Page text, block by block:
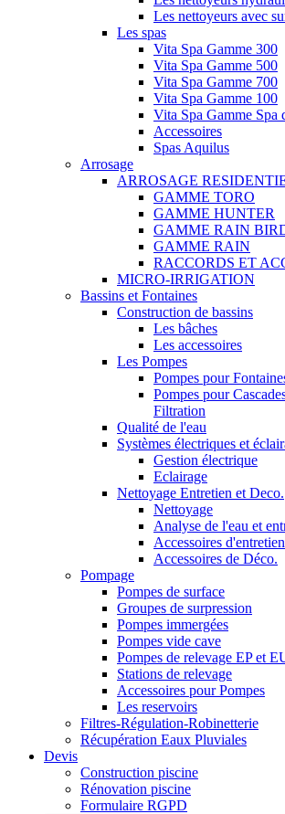
Les nettoyeurs avec
Les spas
Vita Spa Gamme 300
Vita Spa Gamme 500
Vita Spa Gamme 700
Vita Spa Gamme 100
Vita Spa Gamme Spa
Accessoires
Spas Aquilus
Arrosage
ARROSAGE
GAMME TORO
GAMME HUNTER
GAMME RAIN
GAMME RAIN
RACCORDS ET
MICRO-IRRIGATION
Bassins et Fontaines
Construction de bassins
Les bâches
Les accessoires
Les Pompes
Pompes pour
Pompes pour
Filtration
Qualité de l'eau
Systèmes électriques et
Gestion électrique
Eclairage
Nettoyage Entretien et Deco.
Nettoyage
Analyse de l'eau et
Accessoires d'entretien
Accessoires de Déco.
Pompage
Pompes de surface
Groupes de surpression
Pompes immergées
Pompes vide cave
Pompes de relevage EP et
Stations de relevage
Accessoires pour Pompes
Les reservoirs
Filtres-Régulation-Robinetterie
Récupération Eaux Pluviales
Devis
Construction piscine
Rénovation piscine
Formulaire RGPD